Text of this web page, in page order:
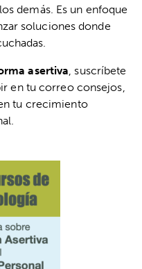
demás. Es un enfoque
soluciones donde
asertiva , suscríbete
en tu correo consejos,
tu crecimiento